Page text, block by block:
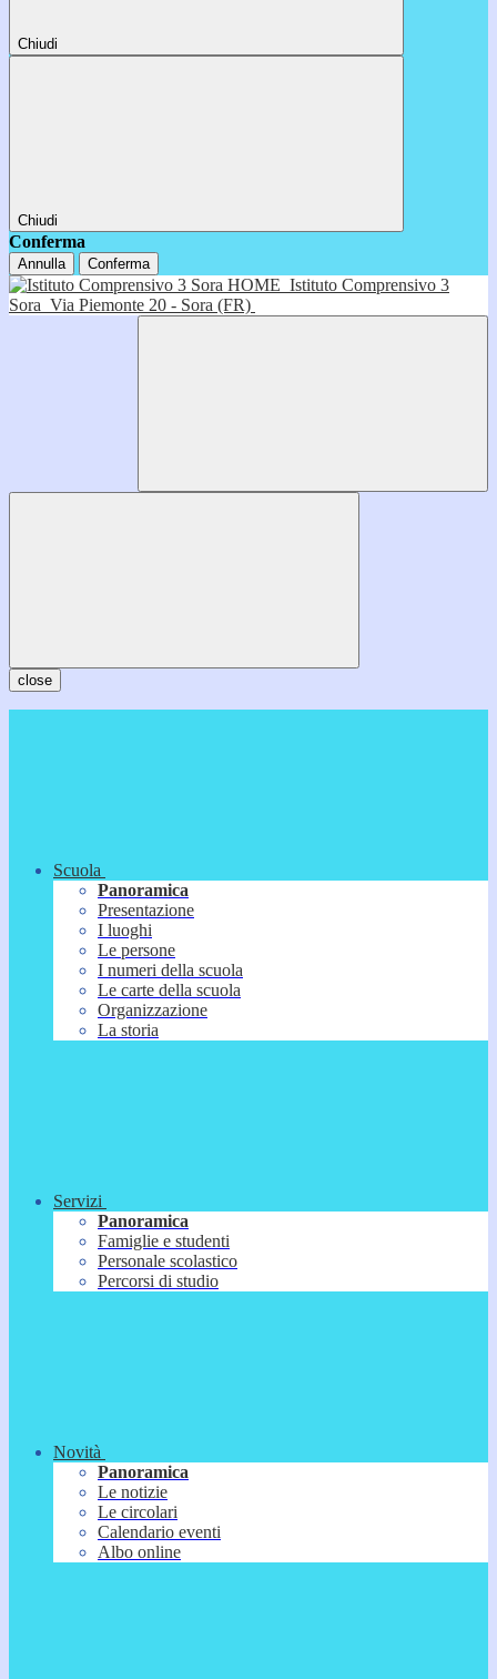
Chiudi
Chiudi
Conferma
Annulla Conferma
HOME Istituto Comprensivo 3
Sora Via Piemonte 20 - Sora (FR)
close
Scuola
Panoramica
Presentazione
I luoghi
Le persone
I numeri della scuola
Le carte della scuola
Organizzazione
La storia
Servizi
Panoramica
Famiglie e studenti
Personale scolastico
Percorsi di studio
Novità
Panoramica
Le notizie
Le circolari
Calendario eventi
Albo online